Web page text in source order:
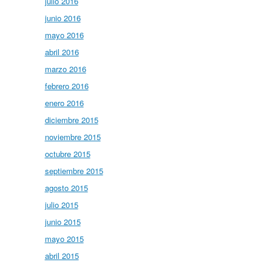
junio 2016
mayo 2016
abril 2016
marzo 2016
febrero 2016
enero 2016
diciembre 2015
noviembre 2015
octubre 2015
septiembre 2015
agosto 2015
julio 2015
junio 2015
mayo 2015
abril 2015